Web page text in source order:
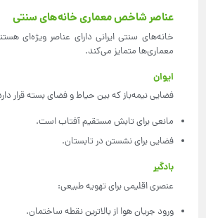
عناصر شاخص معماری خانه‌های سنتی
خانه‌های سنتی ایرانی دارای عناصر ویژه‌ای
معماری‌ها متمایز می‌کند.
ایوان
فضایی نیمه‌باز که بین حیاط و فضای بسته قرار
مانعی برای تابش مستقیم آفتاب است.
فضایی برای نشستن در تابستان.
بادگیر
عنصری اقلیمی برای تهویه طبیعی:
ورود جریان هوا از بالاترین نقطه ساختمان.